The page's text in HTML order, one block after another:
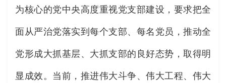
为核心的党中央高度重视党支部建设，要求把全
面从严治党落实到每个支部、每名党员，推动全
党形成大抓基层、大抓支部的良好态势，取得明
显成效。当前，推进伟大斗争、伟大工程、伟大